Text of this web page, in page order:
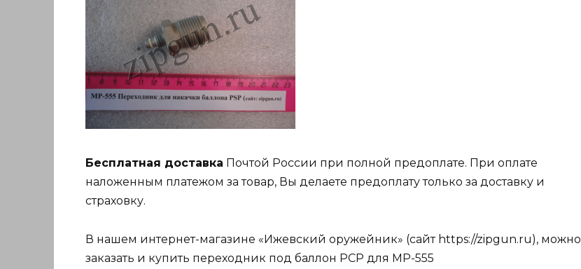
Бесплатная доставка Почтой России при полной предоплате. При оплате
наложенным платежом за товар, Вы делаете предоплату только за доставку и
страховку.
В нашем интернет-магазине «Ижевский оружейник» (сайт https://zipgun.ru), можно
заказать и купить переходник под баллон РСР для МР-555